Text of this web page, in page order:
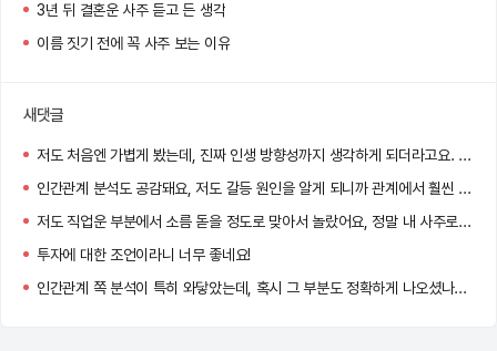
3년 뒤 결혼운 사주 듣고 든 생각
이름 짓기 전에 꼭 사주 보는 이유
새댓글
저도 처음엔 가볍게 봤는데, 진짜 인생 방향성까지 생각하게 되더라고요. 앞으로 주기적으로 다시 보려는 마음, 완전 이해돼요!
인간관계 분석도 공감돼요, 저도 갈등 원인을 알게 되니까 관계에서 훨씬 편해졌어요. 혹시 어떤 해결책 제시받으셨어요?
저도 직업운 부분에서 소름 돋을 정도로 맞아서 놀랐어요, 정말 내 사주로 이렇게까지 알려줄 수 있다니 신기하더라고요!
투자에 대한 조언이라니 너무 좋네요!
인간관계 쪽 분석이 특히 와닿았는데, 혹시 그 부분도 정확하게 나오셨나요?